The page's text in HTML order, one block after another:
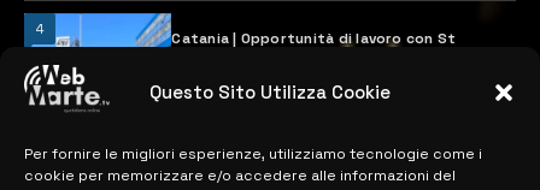
Questo Sito Utilizza Cookie
Per fornire le migliori esperienze, utilizziamo tecnologie come i
cookie per memorizzare e/o accedere alle informazioni del
4
Catania | Opportunità di lavoro con St
28 MARZO 2024